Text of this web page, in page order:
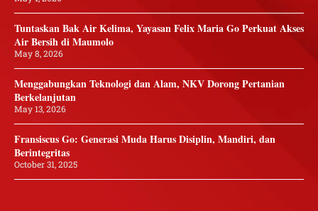
Tuntaskan Bak Air Kelima, Yayasan Felix Maria Go Perkuat Akses
Air Bersih di Maumolo
May 8, 2026
Menggabungkan Teknologi dan Alam, NKV Dorong Pertanian
Berkelanjutan
May 13, 2026
Fransiscus Go: Generasi Muda Harus Disiplin, Mandiri, dan
Berintegritas
October 31, 2025